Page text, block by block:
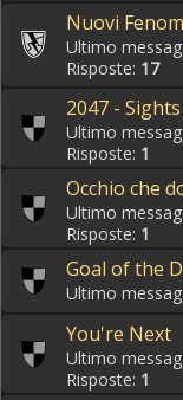
Nuovi
Ultimo
Risposte: 17
2047 -
Ultimo
Risposte: 1
Occhio che
Ultimo
Risposte: 1
Goal of the
Ultimo
You're Next
Ultimo
Risposte: 1